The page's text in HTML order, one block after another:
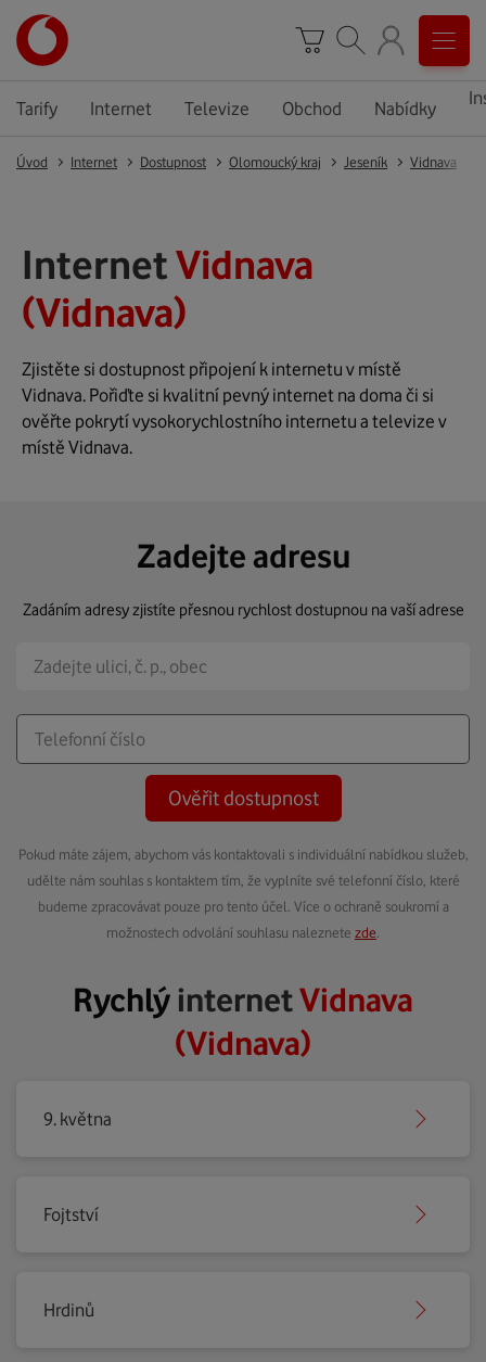
Tarify Internet Televize Obchod Nabídky
Úvod Internet Dostupnost Olomoucký kraj Jeseník Vidnava
InternetVidnava
(Vidnava)
Zjistěte si dostupnost připojení k internetu v místě
Vidnava. Pořiďte si kvalitní pevný internet na doma či si
ověřte pokrytí vysokorychlostního internetu a televize v
místě Vidnava.
Zadejte adresu
Zadáním adresy zjistíte přesnou rychlost dostupnou na vaší adrese
Ověřit dostupnost
Pokud máte zájem, abychom vás kontaktovali s individuální nabídkou služeb,
udělte nám souhlas s kontaktem tím, že vyplníte své telefonní číslo, které
budeme zpracovávat pouze pro tento účel. Více o ochraně soukromí a
možnostech odvolání souhlasu naleznete zde
RychlýinternetVidnava
(Vidnava)
9. května
Fojtství
Hrdinů